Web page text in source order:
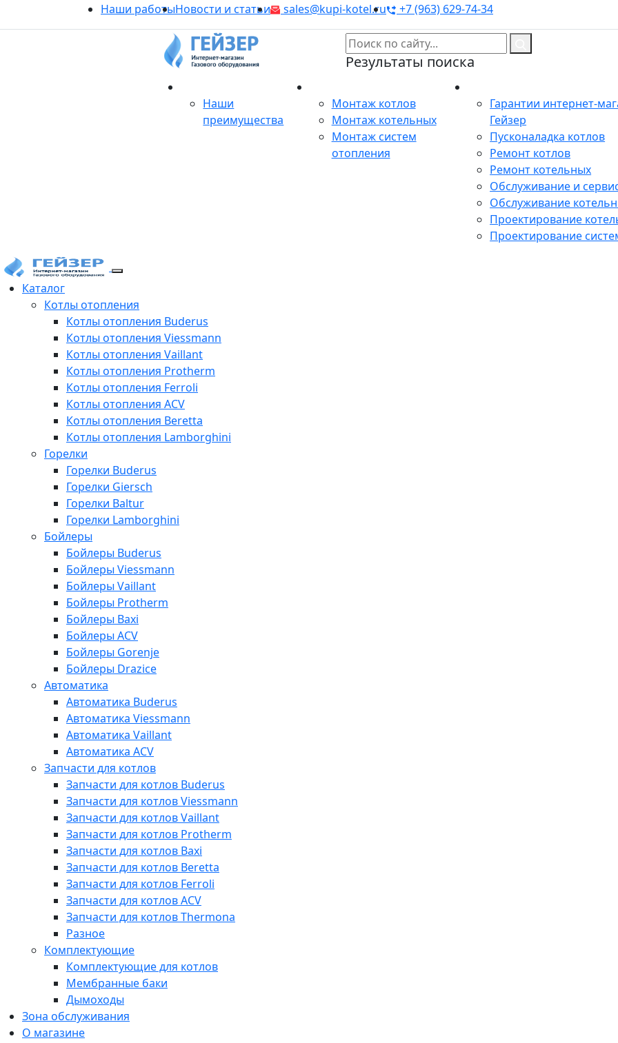
Наши работыНовости и статьи sales@kupi-kotel.ru +7 (963) 629-74-34
Результаты поиска
Наши
преимущества
Монтаж котлов
Монтаж котельных
Монтаж систем
отопления
Гарантии интернет-
Гейзер
Пусконаладка котлов
Ремонт котлов
Ремонт котельных
Обслуживание и
Обслуживание
Проектирование
Проектирование
Каталог
Котлы отопления
Котлы отопления Buderus
Котлы отопления Viessmann
Котлы отопления Vaillant
Котлы отопления Protherm
Котлы отопления Ferroli
Котлы отопления ACV
Котлы отопления Beretta
Котлы отопления Lamborghini
Горелки
Горелки Buderus
Горелки Giersch
Горелки Baltur
Горелки Lamborghini
Бойлеры
Бойлеры Buderus
Бойлеры Viessmann
Бойлеры Vaillant
Бойлеры Protherm
Бойлеры Baxi
Бойлеры ACV
Бойлеры Gorenje
Бойлеры Drazice
Автоматика
Автоматика Buderus
Автоматика Viessmann
Автоматика Vaillant
Автоматика ACV
Запчасти для котлов
Запчасти для котлов Buderus
Запчасти для котлов Viessmann
Запчасти для котлов Vaillant
Запчасти для котлов Protherm
Запчасти для котлов Baxi
Запчасти для котлов Beretta
Запчасти для котлов Ferroli
Запчасти для котлов ACV
Запчасти для котлов Thermona
Разное
Комплектующие
Комплектующие для котлов
Мембранные баки
Дымоходы
Зона обслуживания
О магазине